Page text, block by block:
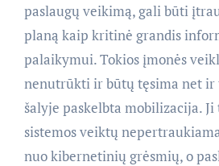
paslaugų veikimą, gali būti
planą kaip kritinė grandis
palaikymui. Tokios įmonės
nenutrūkti ir būtų tęsima net ir
šalyje paskelbta mobilizacija.
sistemos veiktų
nuo kibernetinių grėsmių, o